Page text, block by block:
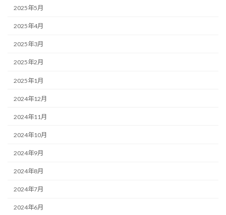
2025年5月
2025年4月
2025年3月
2025年2月
2025年1月
2024年12月
2024年11月
2024年10月
2024年9月
2024年8月
2024年7月
2024年6月